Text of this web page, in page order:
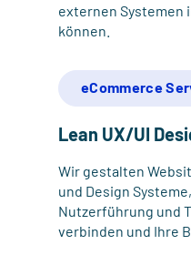
externen
können.
eCommerce
Lean UX/UI
Wir gestalten
und Design
Nutzerführung und
verbinden und Ihre